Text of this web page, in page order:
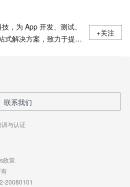
，为 App 开发、测试、
式解决方案，致力于提供
mobilepaas/mpaas
+关注
联系我们
训与认证
政策
20080101